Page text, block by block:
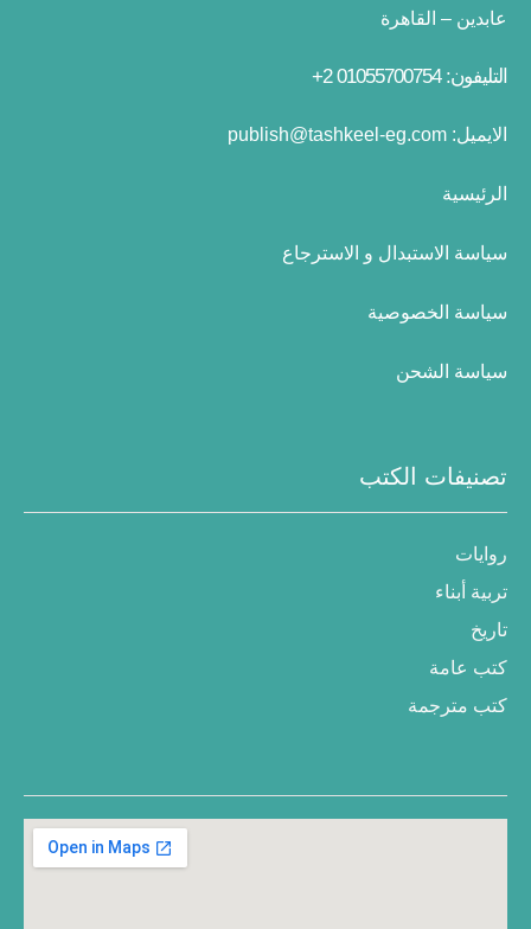
عابدين – القاهرة
التليفون: 01055700754 2+
الايميل: publish@tashkeel-eg.com
الرئيسية
سياسة الاستبدال و الاسترجاع
سياسة الخصوصية
سياسة الشحن
تصنيفات الكتب
روايات
تربية أبناء
تاريخ
كتب عامة
كتب مترجمة